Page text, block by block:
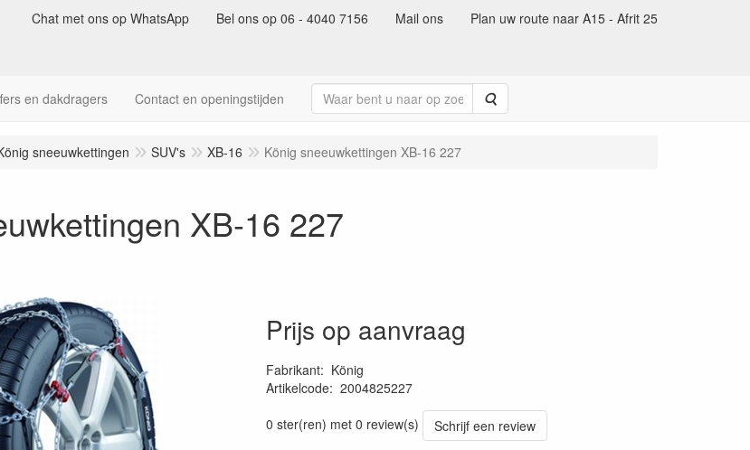
Chat met ons op WhatsApp Bel ons op 06 - 4040 7156 Mail ons Plan uw route naar A15 - Afrit 25
en dakdragers Contact en openingstijden Zoeken
sneeuwkettingen SUV's XB-16 König sneeuwkettingen XB-16 227
XB-16 227
Prijs op aanvraag
Fabrikant: König
Artikelcode: 2004825227
0 ster(ren) met 0 review(s)
Schrijf een review